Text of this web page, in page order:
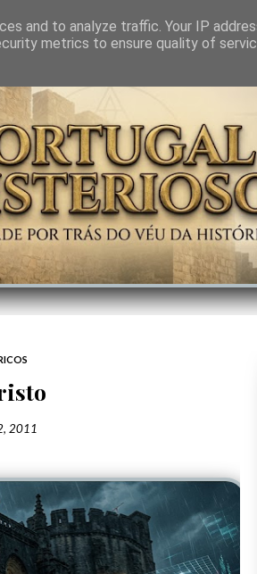
CIÊNCIA DO INVISÍVEL CONTRA-PODER
2011
and to analyze traffic. Your IP
metrics to ensure quality of